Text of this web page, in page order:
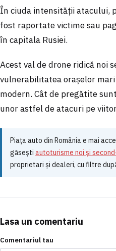
În ciuda intensității atacului,
fost raportate victime sau
în capitala Rusiei.
Acest val de drone ridică noi
vulnerabilitatea orașelor
modern. Cât de pregătite
unor astfel de atacuri pe
Piața auto din România e mai
găsești autoturisme noi și
proprietari și dealeri, cu filtre
Lasa un comentariu
Comentariul tau